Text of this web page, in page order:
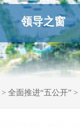
领导之窗
> 全面推进“五公开” >